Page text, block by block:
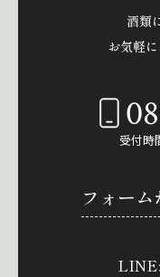
酒類
お気軽
受付時
フォー
LINE